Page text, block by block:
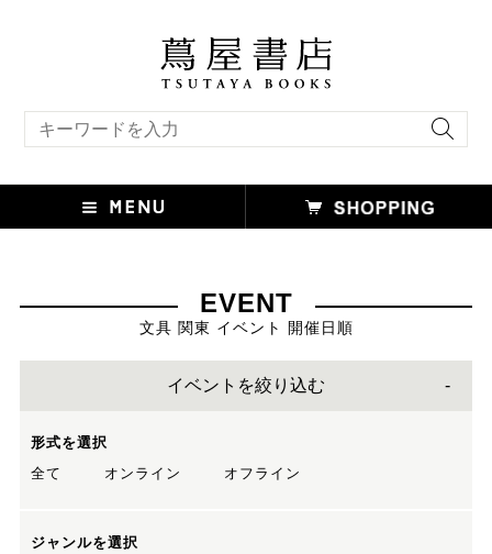
EVENT
文具 関東 イベント 開催日順
イベントを絞り込む
形式を選択
全て
オンライン オフライン
ジャンルを選択